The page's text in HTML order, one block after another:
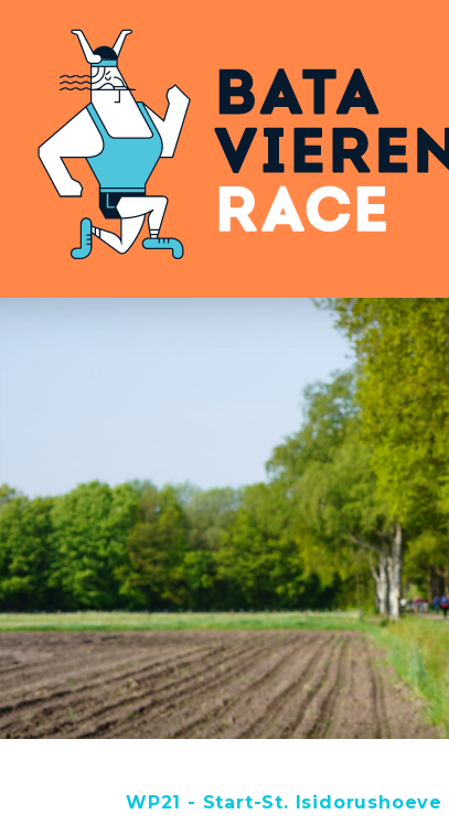
WP21 - Start-St. Isidorushoeve